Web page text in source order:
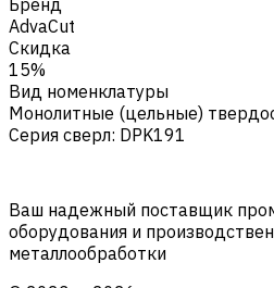
AdvaCut
Скидка
15%
Вид номенклатуры
Монолитные (цельные)
Серия сверл: DPK191
Ваш надежный поставщик
оборудования и
металлообработки